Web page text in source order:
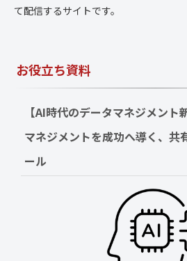
て配信するサイトです。
お役立ち資料
【AI時代のデータマネジメント
マネジメントを成功へ導く、共
ール